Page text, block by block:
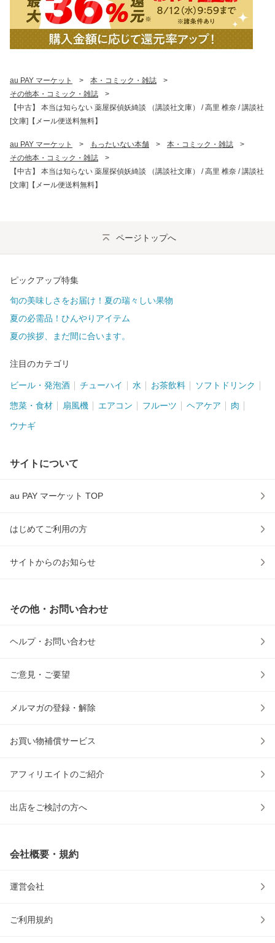
au PAY マーケット > 本・コミック・雑誌
>
その他本・コミック・雑誌
>
【中古】 本当は知らない 薬屋探偵妖綺談 （講談社文庫） / 高里 椎奈 / 講談社
[文庫]【メール便送料無料】
au PAY マーケット > もったいない本舗 > 本・コミック・雑誌
>
その他本・コミック・雑誌
>
【中古】 本当は知らない 薬屋探偵妖綺談 （講談社文庫） / 高里 椎奈 / 講談社
[文庫]【メール便送料無料】
ページトップへ
ピックアップ特集
旬の美味しさをお届け！夏の瑞々しい果物
夏の必需品！ひんやりアイテム
夏の挨拶、まだ間に合います。
注目のカテゴリ
ビール・発泡酒 チューハイ 水 お茶飲料 ソフトドリンク
惣菜・食材 扇風機 エアコン フルーツ ヘアケア 肉
ウナギ
サイトについて
au PAY マーケット TOP
はじめてご利用の方
サイトからのお知らせ
その他・お問い合わせ
ヘルプ・お問い合わせ
ご意見・ご要望
メルマガの登録・解除
お買い物補償サービス
アフィリエイトのご紹介
出店をご検討の方へ
会社概要・規約
運営会社
ご利用規約